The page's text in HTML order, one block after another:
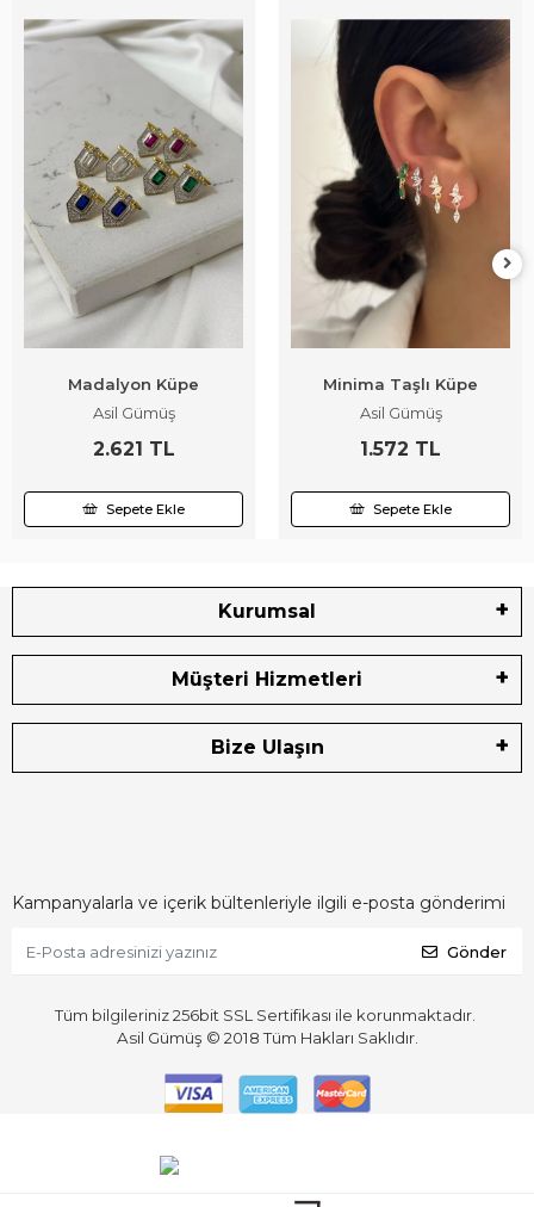
Madalyon Küpe
Asil Gümüş
2.621 TL
Sepete Ekle
Minima Taşlı Küpe
Asil Gümüş
1.572 TL
Sepete Ekle
Kurumsal
Müşteri Hizmetleri
Bize Ulaşın
Kampanyalarla ve içerik bültenleriyle ilgili e-posta gönderimi
Gönder
Tüm bilgileriniz 256bit SSL Sertifikası ile korunmaktadır.
Asil Gümüş © 2018Tüm Hakları Saklıdır.